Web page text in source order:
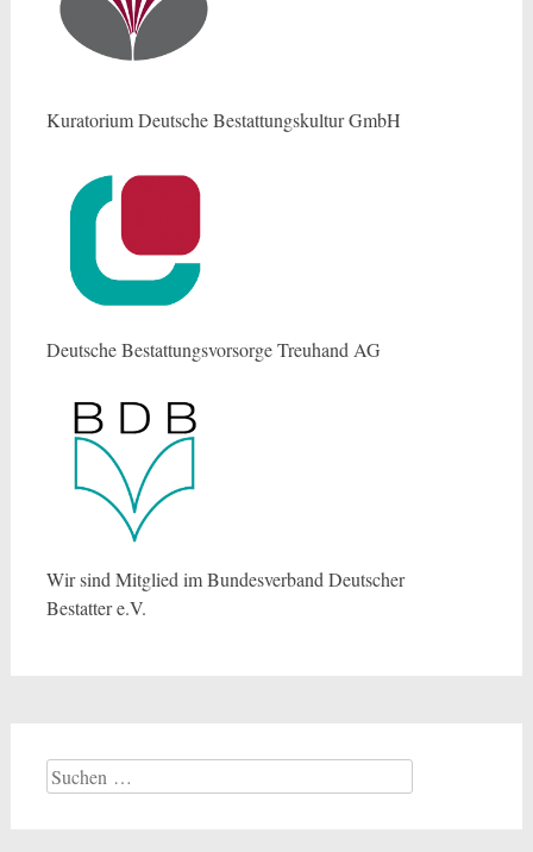
Kuratorium Deutsche Bestattungskultur GmbH
Deutsche Bestattungsvorsorge Treuhand AG
Wir sind Mitglied im Bundesverband Deutscher
Bestatter e.V.
Suchen
nach: